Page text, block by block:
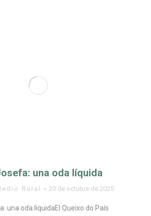
una oda líquida
Rural 20 de octubre de 2025
una oda líquidaEl Queixo do País